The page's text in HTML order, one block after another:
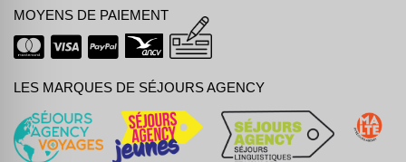
MOYENS DE PAIEMENT
LES MARQUES DE SÉJOURS AGENCY